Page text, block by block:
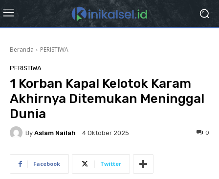
Beranda PERISTIWA
PERISTIWA
1 Korban Kapal Kelotok Karam
Akhirnya Ditemukan Meninggal
Dunia
By Aslam Nailah 4 Oktober 2025 0
Facebook Twitter